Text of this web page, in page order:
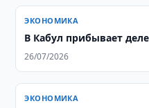
ЭКОНОМИКА
В Кабул прибывает
26/07/2026
ЭКОНОМИКА